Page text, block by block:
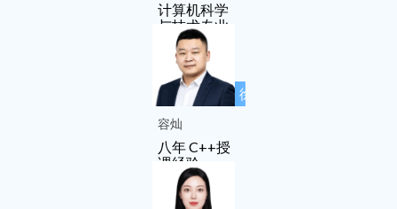
计算机科学
与技术专业
徐先友名师
容灿
八年 C++授
课经验